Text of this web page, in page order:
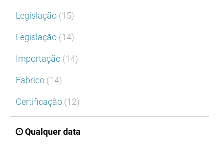
Legislação (15)
Legislação (14)
Importação (14)
Fabrico (14)
Certificação (12)
Qualquer data